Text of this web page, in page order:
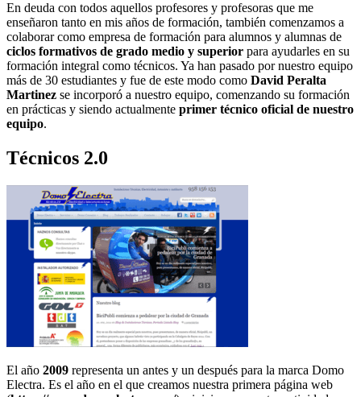
En deuda con todos aquellos profesores y profesoras que me
enseñaron tanto en mis años de formación, también comenzamos a
colaborar como empresa de formación para alumnos y alumnas de
ciclos formativos de grado medio y superior para ayudarles en su
formación integral como técnicos. Ya han pasado por nuestro equipo
más de 30 estudiantes y fue de este modo como David Peralta
Martinez se incorporó a nuestro equipo, comenzando su formación
en prácticas y siendo actualmente primer técnico oficial de nuestro
equipo.
Técnicos 2.0
El año 2009 representa un antes y un después para la marca Domo
Electra. Es el año en el que creamos nuestra primera página web